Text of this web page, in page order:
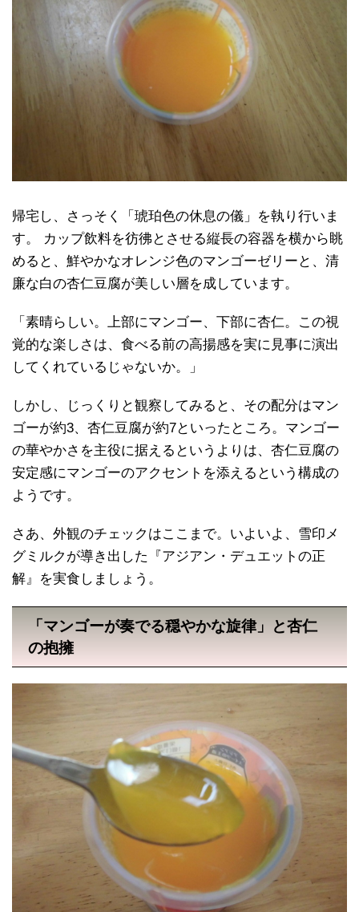
帰宅し、さっそく「琥珀色の休息の儀」を執り行いま
す。 カップ飲料を彷彿とさせる縦長の容器を横から眺
めると、鮮やかなオレンジ色のマンゴーゼリーと、清
廉な白の杏仁豆腐が美しい層を成しています。
「素晴らしい。上部にマンゴー、下部に杏仁。この視
覚的な楽しさは、食べる前の高揚感を実に見事に演出
してくれているじゃないか。」
しかし、じっくりと観察してみると、その配分はマン
ゴーが約3、杏仁豆腐が約7といったところ。マンゴー
の華やかさを主役に据えるというよりは、杏仁豆腐の
安定感にマンゴーのアクセントを添えるという構成の
ようです。
さあ、外観のチェックはここまで。いよいよ、雪印メ
グミルクが導き出した『アジアン・デュエットの正
解』を実食しましょう。
「マンゴーが奏でる穏やかな旋律」と杏仁
の抱擁